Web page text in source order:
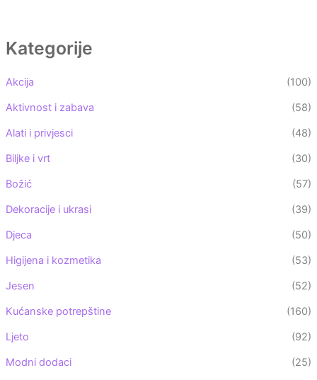
Kategorije
Akcija
(100)
Aktivnost i zabava
(58)
Alati i privjesci
(48)
Biljke i vrt
(30)
Božić
(57)
Dekoracije i ukrasi
(39)
Djeca
(50)
Higijena i kozmetika
(53)
Jesen
(52)
Kućanske potrepštine
(160)
Ljeto
(92)
Modni dodaci
(25)